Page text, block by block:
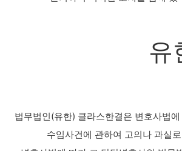
유
법무법인(유한) 클라스한결은 변호사법
수임사건에 관하여 고의나 과실